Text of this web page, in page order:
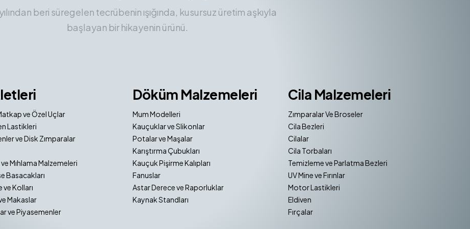
beri süregelen tecrübenin ışığında, kusursuz üretim aşkıyla
başlayan bir hikayenin ürünü.
ve Özel Uçlar
Lastikleri
ve Disk Zımparalar
Mıhlama Malzemeleri
Basacakları
ve Kolları
Makaslar
ve Piyasemenler
Döküm Malzemeleri
Mum Modelleri
Kauçuklar ve Slikonlar
Potalar ve Maşalar
Karıştırma Çubukları
Kauçuk Pişirme Kalıpları
Fanuslar
Astar Derece ve Raporluklar
Kaynak Standları
Cila Malzemeleri
Zımparalar Ve Broseler
Cila Bezleri
Cilalar
Cila Torbaları
Temizleme ve Parlatma Bezleri
UV Mine ve Fırınlar
Motor Lastikleri
Eldiven
Fırçalar